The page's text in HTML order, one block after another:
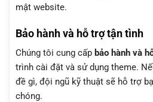
mật website.
Bảo hành và hỗ trợ tận tình
Chúng tôi cung cấp bảo hành và
trình cài đặt và sử dụng theme.
đề gì, đội ngũ kỹ thuật sẽ hỗ trợ
chóng.